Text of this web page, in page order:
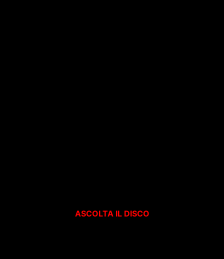
ASCOLTA IL DISCO